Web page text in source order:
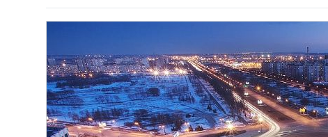
Афины
Киев
Лондон